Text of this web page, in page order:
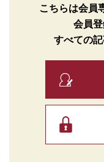
こちらは会員
会員登
すべての記